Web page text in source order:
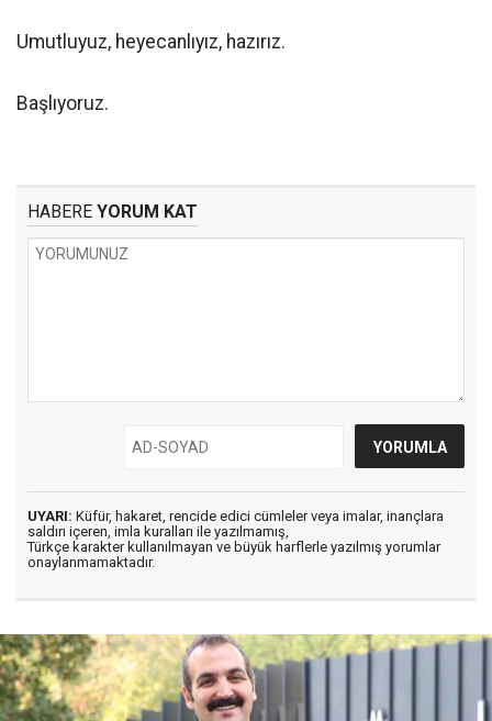
Umutluyuz, heyecanlıyız, hazırız.
Başlıyoruz.
HABERE YORUM KAT
UYARI: Küfür, hakaret, rencide edici cümleler veya imalar, inançlara
saldırı içeren, imla kuralları ile yazılmamış,
Türkçe karakter kullanılmayan ve büyük harflerle yazılmış yorumlar
onaylanmamaktadır.